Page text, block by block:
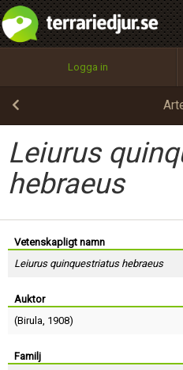
Logga in
Leiurus
hebraeus
Vetenskapligt namn
Leiurus quinquestriatus hebraeus
Auktor
(Birula, 1908)
Familj
OK
integritetspolicy
Namn:
Epost:
Användarnamn:
Lösenord:
Terms of Service
Begär nytt lösenord